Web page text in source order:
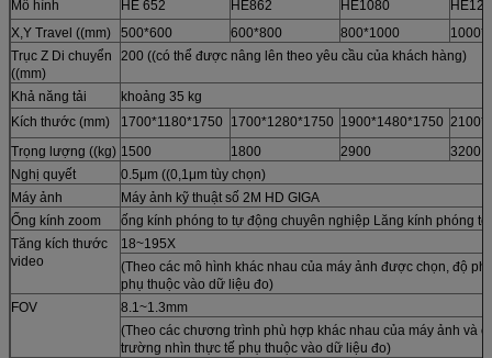
Mô hình HE 652 HE862 HE1080
X,Y Travel ((mm)
500*600 600*800 800*1000
Trục Z Di chuyển
((mm)
200 ((có thể được nâng lên theo yêu cầu của khách hàng)
Khả năng tải
khoảng 35 kg
Kích thước (mm)
1700*1180*1750 1700*1280*1750 1900*1480*1750
Trọng lượng ((kg) 1500 1800 2900
3200
Nghị quyết
0.5μm ((0,1μm tùy chọn)
Máy ảnh
Máy ảnh kỹ thuật số 2M HD GIGA
Ống kính zoom
ống kính phóng to tự động chuyên nghiệp Lăng kính phóng
Tăng kích thước
video
18~195X
(Theo các mô hình khác nhau của máy ảnh được chọn, độ
phụ thuộc vào dữ liệu đo)
FOV
8.1~1.3mm
(Theo các chương trình phù hợp khác nhau của máy ảnh và
trường nhìn thực tế phụ thuộc vào dữ liệu đo)